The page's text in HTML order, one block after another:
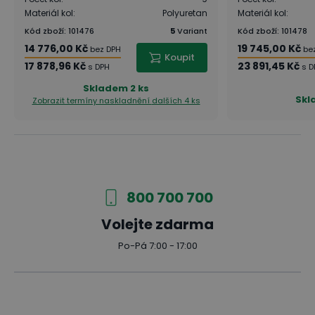
Materiál kol: Polyuretan
Kód zboží: 101476 5Variant
14 776,00 Kč bez DPH
17 878,96 Kč s DPH
Koupit
Skladem 2 ks
Zobrazit termíny naskladnění dalších 4 ks
Materiál kol:
Kód zboží: 101478
19 745,00 Kč
23 891,45 Kč s
800 700 700
Volejte zdarma
Po-Pá 7:00 - 17:00